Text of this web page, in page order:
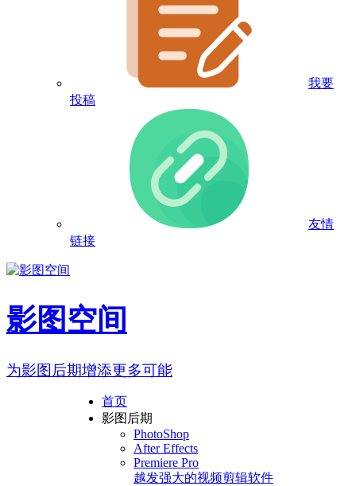
我要
投稿
友情
链接
影图空间
为影图后期增添更多可能
首页
影图后期
PhotoShop
After Effects
Premiere Pro
越发强大的视频剪辑软件